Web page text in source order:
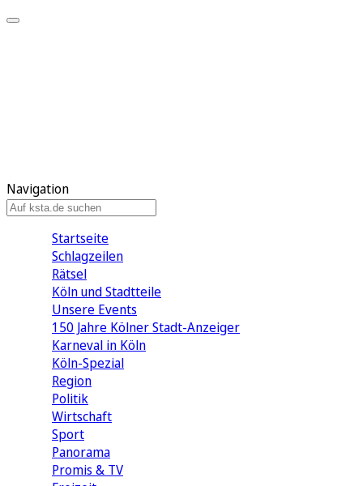
Navigation
Startseite
Schlagzeilen
Rätsel
Köln und Stadtteile
Unsere Events
150 Jahre Kölner Stadt-Anzeiger
Karneval in Köln
Köln-Spezial
Region
Politik
Wirtschaft
Sport
Panorama
Promis & TV